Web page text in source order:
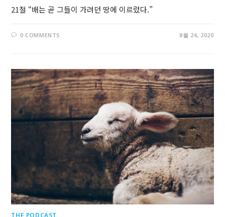
21절 “배는 곧 그들이 가려던 땅에 이르렀다.”
0 COMMENTS 8월 24, 2020
THE PODCAST